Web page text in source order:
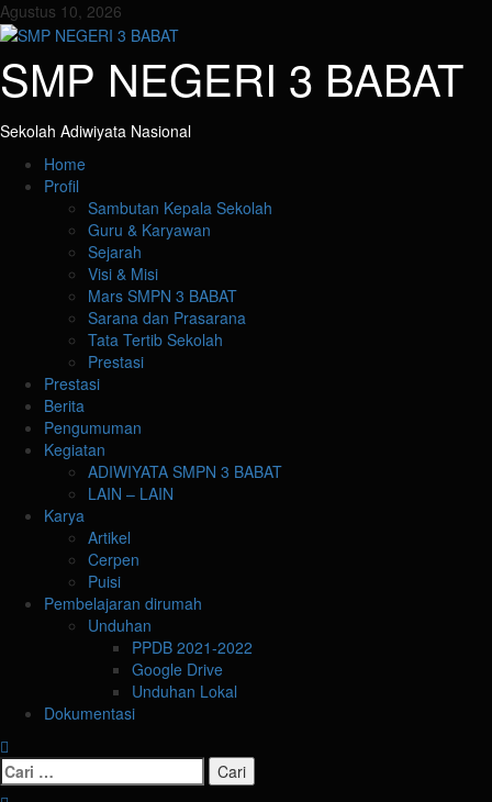
Skip
to
Agustus 10, 2026
SMP NEGERI 3 BABAT
Sekolah Adiwiyata Nasional
Primary
Menu
Home
Profil
Sambutan Kepala Sekolah
Guru & Karyawan
Sejarah
Visi & Misi
Mars SMPN 3 BABAT
Sarana dan Prasarana
Tata Tertib Sekolah
Prestasi
Prestasi
Berita
Pengumuman
Kegiatan
ADIWIYATA SMPN 3 BABAT
LAIN – LAIN
Karya
Artikel
Cerpen
Puisi
Pembelajaran dirumah
Unduhan
PPDB 2021-2022
Google Drive
Unduhan Lokal
Dokumentasi
Cari
untuk: